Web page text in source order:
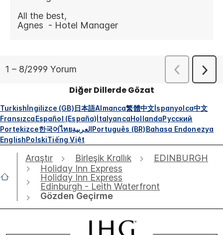
Diğer Dillerde Gözat
Turkishİngilizce (GB)日本語Almanca繁體中文İspanyolca中文
FransızcaEspañol (España)İtalyancaHollandaРусский
Portekizce한국어ไทยالعربيةPortuguês (BR)Bahasa Endonezya
EnglishPolskiTiếng Việt
Araştır Birleşik Krallık
EDINBURGH
Holiday Inn Express
Holiday Inn Express
Edinburgh - Leith Waterfront
Gözden Geçirme